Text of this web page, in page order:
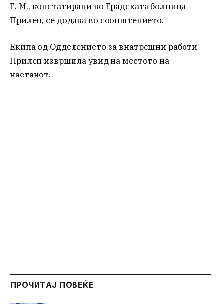
Г. М., констатирани во Градската болница
Прилеп, се додава во соопштението.
Екипа од Одделението за внатрешни работи
Прилеп извршила увид на местото на
настанот.
ПРОЧИТАЈ ПОВЕЌЕ